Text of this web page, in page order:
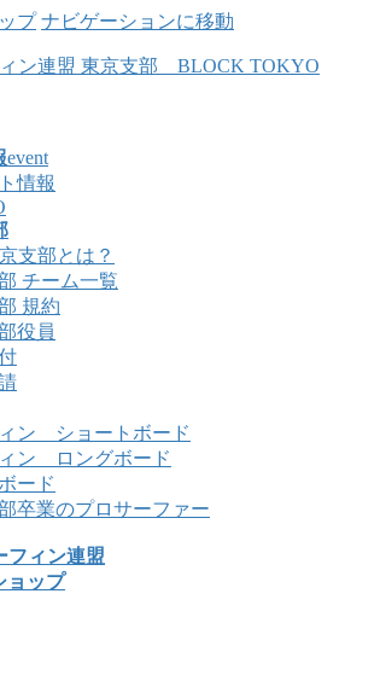
プ ナビゲーションに移動
event
情報
支部とは？
チーム一覧
規約
役員
ン ショートボード
ン ロングボード
ード
卒業のプロサーファー
フィン連盟
ョップ